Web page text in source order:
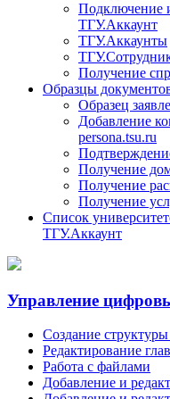
Подключение
ТГУ.Аккаунт
ТГУ.Аккаунты
Получение
Образцы
Образец
Добавление
persona.tsu.ru
Получение
Получение
Получение
Список
ТГУ.Аккаунт
Управление
Создание структуры
Редактирование
Работа с файлами
Добавление и